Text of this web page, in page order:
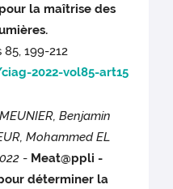
la maîtrise des
199-212
2022-vol85-art15
Benjamin
Mohammed EL
- Meat@ppli -
déterminer la